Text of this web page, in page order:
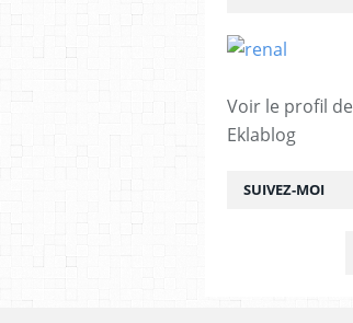
SUIVEZ-MOI
Voir le profil de
Eklablog